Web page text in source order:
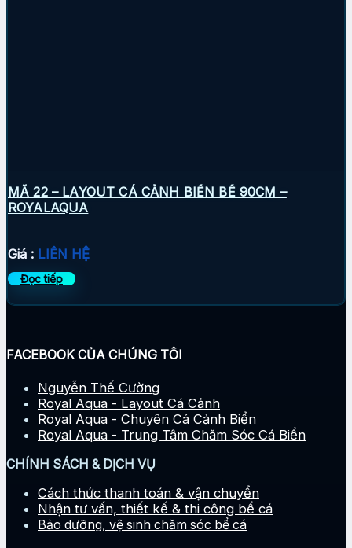
MÃ 22 – LAYOUT CÁ CẢNH BIỂN BỂ 90CM –
ROYALAQUA
Giá : LIÊN HỆ
Đọc tiếp
FACEBOOK CỦA CHÚNG TÔI
Nguyễn Thế Cường
Royal Aqua - Layout Cá Cảnh
Royal Aqua - Chuyên Cá Cảnh Biển
Royal Aqua - Trung Tâm Chăm Sóc Cá Biển
CHÍNH SÁCH & DỊCH VỤ
Cách thức thanh toán & vận chuyển
Nhận tư vấn, thiết kế & thi công bể cá
Bảo dưỡng, vệ sinh chăm sóc bể cá